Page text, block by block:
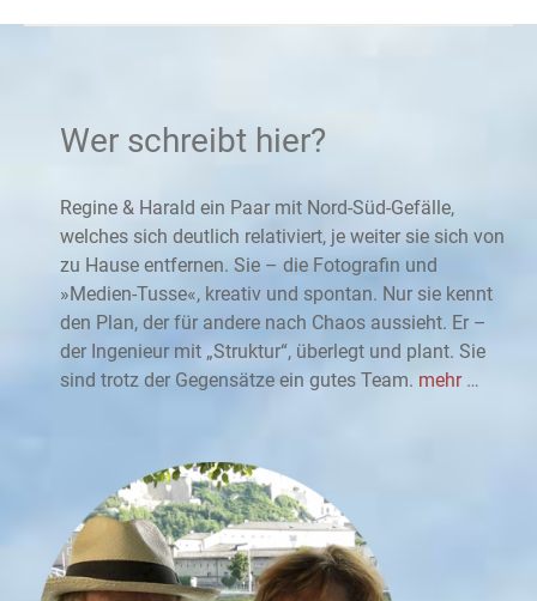
Wer schreibt hier?
Regine & Harald ein Paar mit Nord-Süd-Gefälle,
welches sich deutlich relativiert, je weiter sie sich von
zu Hause entfernen. Sie – die Fotografin und
»Medien-Tusse«, kreativ und spontan. Nur sie kennt
den Plan, der für andere nach Chaos aussieht. Er –
der Ingenieur mit „Struktur“, überlegt und plant. Sie
sind trotz der Gegensätze ein gutes Team. mehr …